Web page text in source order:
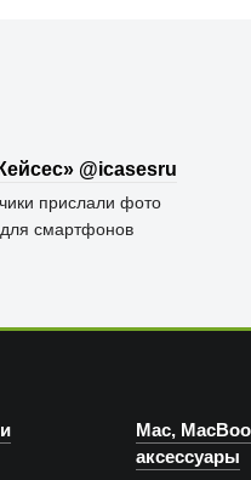
Твиттер «АйКейсес» ‏@icasesru
прислали фото
смартфонов
Mac,
аксессуары